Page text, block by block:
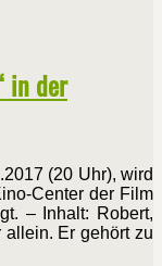
in der
(20 Uhr), wird
Center der Film
– Inhalt: Robert,
Er gehört zu